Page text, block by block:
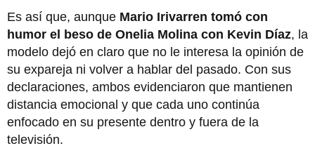
Es así que, aunque Mario Irivarren tomó con
humor el beso de Onelia Molina con Kevin Díaz, la
modelo dejó en claro que no le interesa la opinión de
su expareja ni volver a hablar del pasado. Con sus
declaraciones, ambos evidenciaron que mantienen
distancia emocional y que cada uno continúa
enfocado en su presente dentro y fuera de la
televisión.